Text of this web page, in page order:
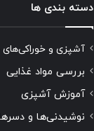
دسته بندی ها
آشپزی و
بررسی مواد غذایی
آموزش آشپزی
نوشیدنی‌ها و